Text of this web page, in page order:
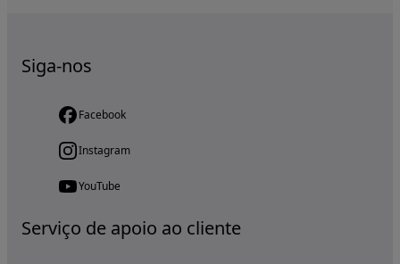
Siga-nos
Facebook
Instagram
YouTube
Serviço de apoio ao cliente